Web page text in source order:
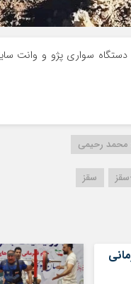
محمد رحیمی
سقز